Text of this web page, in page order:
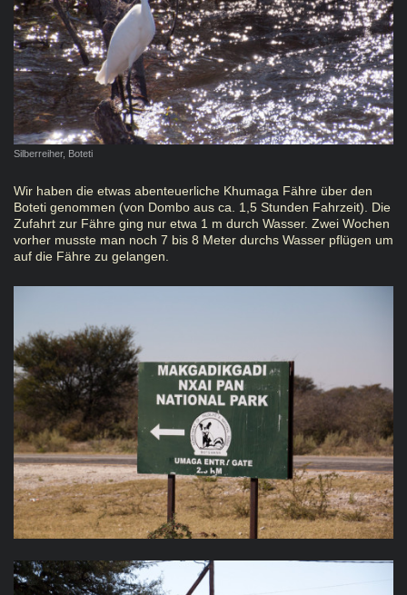
Silberreiher, Boteti
Wir haben die etwas abenteuerliche Khumaga Fähre über den
Boteti genommen (von Dombo aus ca. 1,5 Stunden Fahrzeit). Die
Zufahrt zur Fähre ging nur etwa 1 m durch Wasser. Zwei Wochen
vorher musste man noch 7 bis 8 Meter durchs Wasser pflügen um
auf die Fähre zu gelangen.